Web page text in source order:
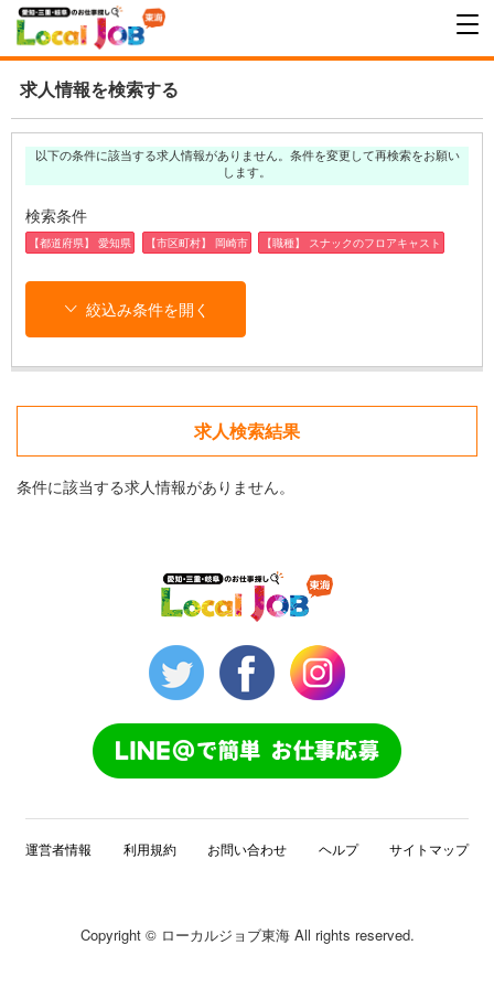
求人情報を検索する
以下の条件に該当する求人情報がありません。条件を変更して再検索をお願い
します。
検索条件
【都道府県】 愛知県 【市区町村】 岡崎市 【職種】 スナックのフロアキャスト
絞込み条件を開く
求人検索結果
条件に該当する求人情報がありません。
運営者情報 利用規約 お問い合わせ ヘルプ サイトマップ
Copyright © ローカルジョブ東海 All rights reserved.